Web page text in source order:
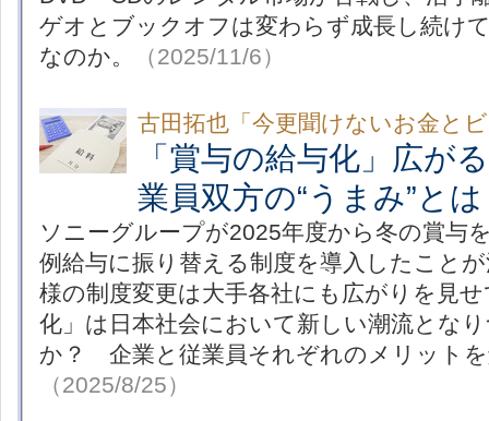
ゲオとブックオフは変わらず成長し続け
なのか。
（2025/11/6）
古田拓也「今更聞けないお金と
「賞与の給与化」広が
業員双方の“うまみ”とは
ソニーグループが2025年度から冬の賞与
例給与に振り替える制度を導入したこと
様の制度変更は大手各社にも広がりを見
化」は日本社会において新しい潮流とな
か？ 企業と従業員それぞれのメリット
（2025/8/25）